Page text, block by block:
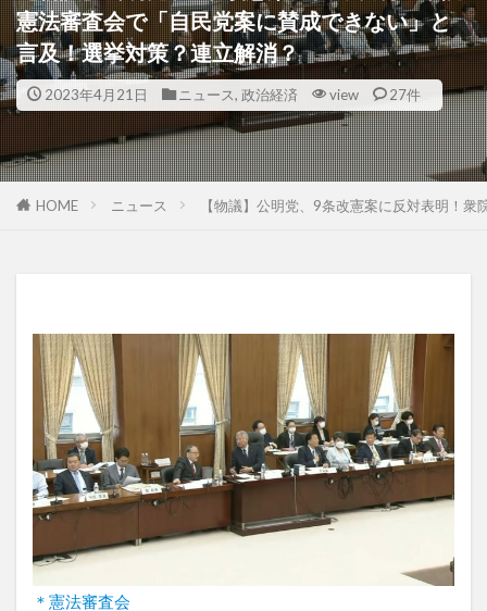
憲法審査会で「自民党案に賛成できない」と
言及！選挙対策？連立解消？
2023年4月21日 ニュース, 政治経済 view 27件
HOME ニュース 【物議】公明党、9条改憲案に反対表明！
＊憲法審査会